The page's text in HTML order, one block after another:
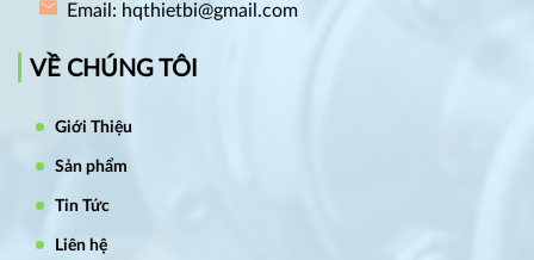
Email: hqthietbi@gmail.com
VỀ CHÚNG TÔI
Giới Thiệu
Sản phẩm
Tin Tức
Liên hệ